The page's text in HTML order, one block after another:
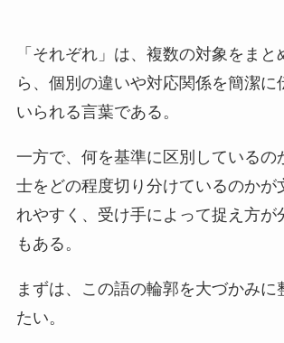
「それぞれ」は、複数の対象をま
ら、個別の違いや対応関係を簡潔に
いられる言葉である。
一方で、何を基準に区別しているの
士をどの程度切り分けているのかが
れやすく、受け手によって捉え方が
もある。
まずは、この語の輪郭を大づかみに
たい。